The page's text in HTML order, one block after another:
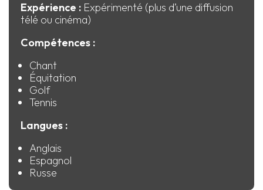
Expérience : Expérimenté (plus d’une diffusion
télé ou cinéma)
Compétences :
Chant
Équitation
Golf
Tennis
Langues :
Anglais
Espagnol
Russe